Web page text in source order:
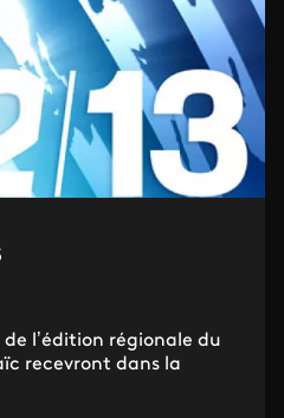
l’édition régionale du
recevront dans la